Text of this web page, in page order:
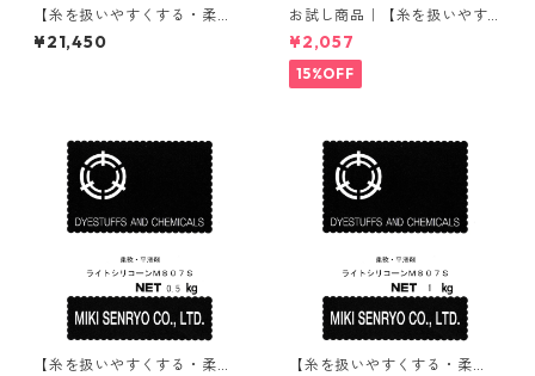
【糸を扱いやすくする・柔
軟・平滑剤】｜2kg×5本｜ラ
イトシリコーンM807S
¥21,450
お試し商品｜【糸を扱いやす
くする・柔軟・平滑剤】｜50
0g｜ライトシリコーンM807S
¥2,057
15%OFF
【糸を扱いやすくする・柔
【糸を扱いやすくする・柔